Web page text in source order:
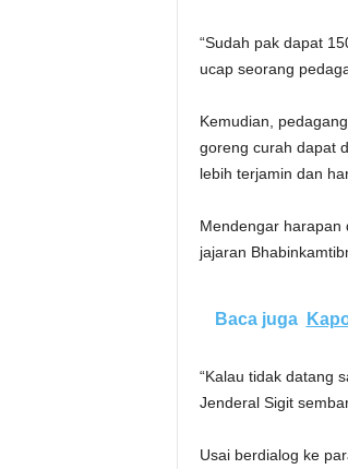
“Sudah pak dapat
ucap seorang
Kemudian,
goreng curah dapat
lebih terjamin dan
Mendengar harapan
jajaran
Baca juga
“Kalau tidak datang
Jenderal Sigit
Usai berdialog ke